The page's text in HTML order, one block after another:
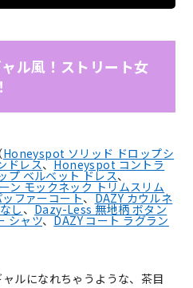
ャル風！ストリート女
Honeyspot ソリッド ドロップシ
ドレス、Honeyspot コントラ
プ ベルベット ドレス、
モックネック トリムスリム
ファーコート、DAZY カウルネ
し、Dazy-Less 無地柄 ボタン
シャツ、DAZY コート ラグラン
ルになれちゃうような、茶目